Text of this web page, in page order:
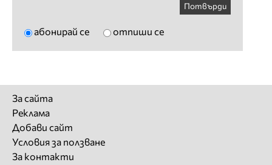
Потвърди
абонирай се отпиши се
За сайта
Реклама
Добави сайт
Условия за ползване
За контакти